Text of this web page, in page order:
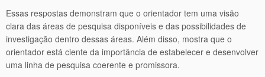
Essas respostas demonstram que o orientador tem uma visão
clara das áreas de pesquisa disponíveis e das possibilidades de
investigação dentro dessas áreas. Além disso, mostra que o
orientador está ciente da importância de estabelecer e desenvolver
uma linha de pesquisa coerente e promissora.